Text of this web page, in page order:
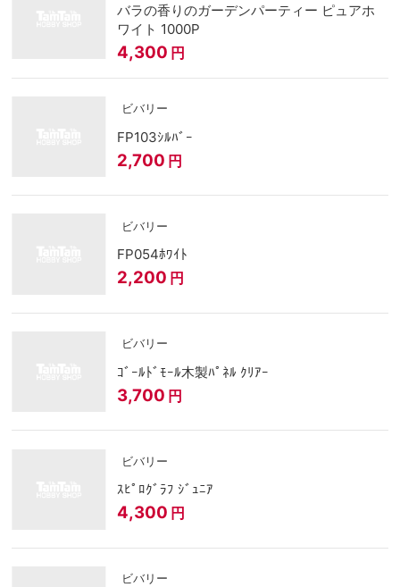
バラの香りのガーデンパーティー ピュアホ
ワイト 1000P
4,300 円
ビバリー
FP103ｼﾙﾊﾞｰ
2,700 円
ビバリー
FP054ﾎﾜｲﾄ
2,200 円
ビバリー
ｺﾞｰﾙﾄﾞﾓｰﾙ木製ﾊﾟﾈﾙ ｸﾘｱｰ
3,700 円
ビバリー
ｽﾋﾟﾛｸﾞﾗﾌ ｼﾞｭﾆｱ
4,300 円
ビバリー